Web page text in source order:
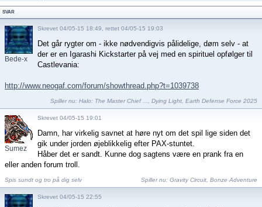
SVAR
Bede-x
Skrevet 04/05-15 18:49, rettet 04/05-15 19:03
Det går rygter om - ikke nødvendigvis pålidelige, døm selv - at
der er en Igarashi Kickstarter på vej med en spirituel opfølger til
Castlevania:
http://www.neogaf.com/forum/showthread.php?t=1039738
Spiller nu: Halo: The Master Chief ... Dying Light Earth Defense Force 2025
Sumez
Skrevet 04/05-15 19:01
Damn, har virkelig savnet at høre nyt om det spil lige siden det
gik under jorden øjeblikkelig efter PAX-stuntet.
Håber det er sandt. Kunne dog sagtens være en prank fra en
eller anden forum troll.
Spis sundt og tro på dig selv Spiller nu: Gravity Circuit Bonze Adventure
Skrevet 04/05-15 22:55